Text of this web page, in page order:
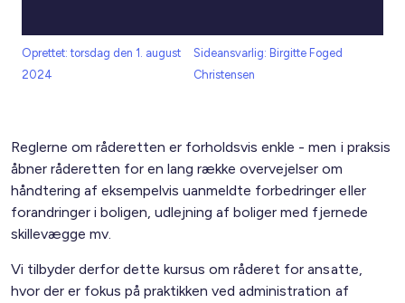
Oprettet: torsdag den 1. august
2024
Sideansvarlig: Birgitte Foged
Christensen
Reglerne om råderetten er forholdsvis enkle - men i praksis
åbner råderetten for en lang række overvejelser om
håndtering af eksempelvis uanmeldte forbedringer eller
forandringer i boligen, udlejning af boliger med fjernede
skillevægge mv.
Vi tilbyder derfor dette kursus om råderet for ansatte,
hvor der er fokus på praktikken ved administration af